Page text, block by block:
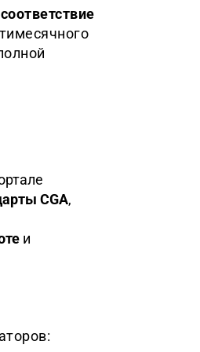
CGA,
и